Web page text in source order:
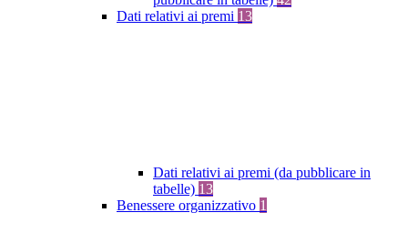
Dati relativi ai premi 13
Dati relativi ai premi (da pubblicare in
tabelle) 13
Benessere organizzativo 1